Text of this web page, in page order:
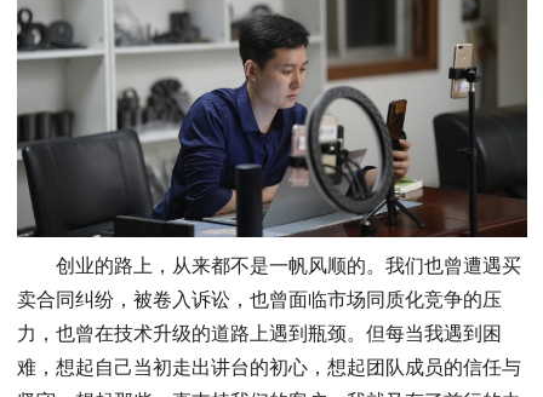
创业的路上，从来都不是一帆风顺的。我们也曾遭遇买
卖合同纠纷，被卷入诉讼，也曾面临市场同质化竞争的压
力，也曾在技术升级的道路上遇到瓶颈。但每当我遇到困
难，想起自己当初走出讲台的初心，想起团队成员的信任与